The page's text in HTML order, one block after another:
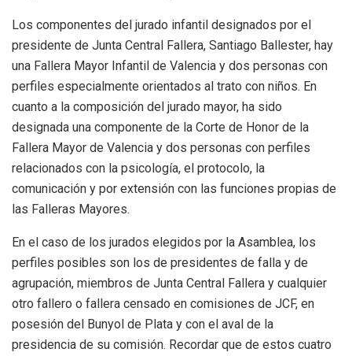
Los componentes del jurado infantil designados por el
presidente de Junta Central Fallera, Santiago Ballester, hay
una Fallera Mayor Infantil de Valencia y dos personas con
perfiles especialmente orientados al trato con niños. En
cuanto a la composición del jurado mayor, ha sido
designada una componente de la Corte de Honor de la
Fallera Mayor de Valencia y dos personas con perfiles
relacionados con la psicología, el protocolo, la
comunicación y por extensión con las funciones propias de
las Falleras Mayores.
En el caso de los jurados elegidos por la Asamblea, los
perfiles posibles son los de presidentes de falla y de
agrupación, miembros de Junta Central Fallera y cualquier
otro fallero o fallera censado en comisiones de JCF, en
posesión del Bunyol de Plata y con el aval de la
presidencia de su comisión. Recordar que de estos cuatro